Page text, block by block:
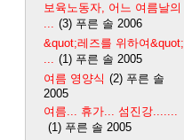
보육노동자, 어느 여름날의
... (3) 푸른 솔 2006
&quot;레즈를 위하여&quot;
... (1) 푸른 솔 2005
여름 영양식 (2) 푸른 솔
2005
여름... 휴가... 섬진강.......
(1) 푸른 솔 2005